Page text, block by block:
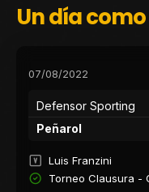
Un día
07/08/2022
Defensor Sporting
Peñarol
Luis Franzini
Torneo Clausura -